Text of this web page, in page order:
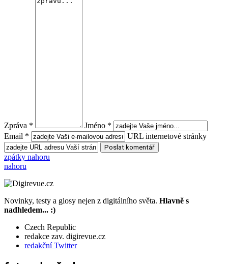
Zpráva *
Jméno *
Email *
URL internetové stránky
zpátky nahoru
nahoru
Novinky, testy a glosy nejen z digitálního světa. Hlavně s
nadhledem... :)
Czech Republic
redakce zav. digirevue.cz
redakční Twitter